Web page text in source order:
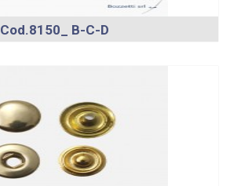
Cod.8150_ B-C-D